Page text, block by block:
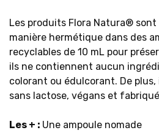
Les produits Flora Natura®
manière hermétique dans des
recyclables de 10 mL pour
ils ne contiennent aucun
colorant ou édulcorant. De
sans lactose, végans et
Les + : Une ampoule nomade